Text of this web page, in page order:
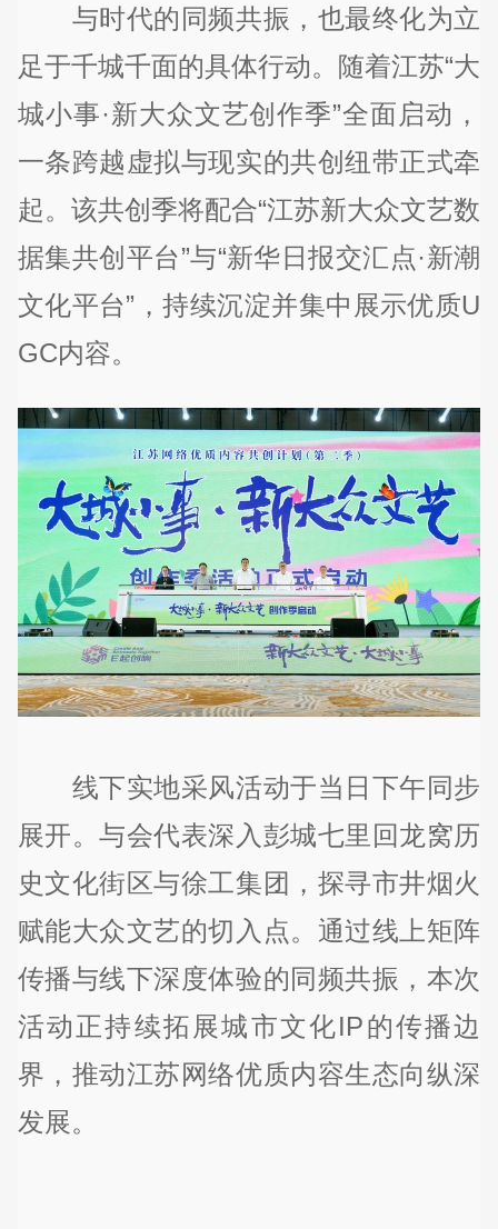
与时代的同频共振，也最终化为立
足于千城千面的具体行动。随着江苏“大
城小事·新大众文艺创作季”全面启动，
一条跨越虚拟与现实的共创纽带正式牵
起。该共创季将配合“江苏新大众文艺数
据集共创平台”与“新华日报交汇点·新潮
文化平台”，持续沉淀并集中展示优质U
GC内容。
线下实地采风活动于当日下午同步
展开。与会代表深入彭城七里回龙窝历
史文化街区与徐工集团，探寻市井烟火
赋能大众文艺的切入点。通过线上矩阵
传播与线下深度体验的同频共振，本次
活动正持续拓展城市文化IP的传播边
界，推动江苏网络优质内容生态向纵深
发展。